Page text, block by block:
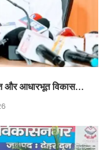
और आधारभूत विकास...